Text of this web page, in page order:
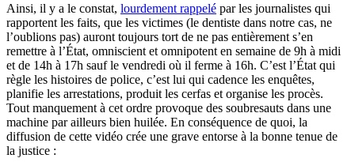
Ainsi, il y a le constat, lourdement rappelé par les journalistes qui
rapportent les faits, que les victimes (le dentiste dans notre cas, ne
l’oublions pas) auront toujours tort de ne pas entièrement s’en
remettre à l’État, omniscient et omnipotent en semaine de 9h à midi
et de 14h à 17h sauf le vendredi où il ferme à 16h. C’est l’État qui
règle les histoires de police, c’est lui qui cadence les enquêtes,
planifie les arrestations, produit les cerfas et organise les procès.
Tout manquement à cet ordre provoque des soubresauts dans une
machine par ailleurs bien huilée. En conséquence de quoi, la
diffusion de cette vidéo crée une grave entorse à la bonne tenue de
la justice :